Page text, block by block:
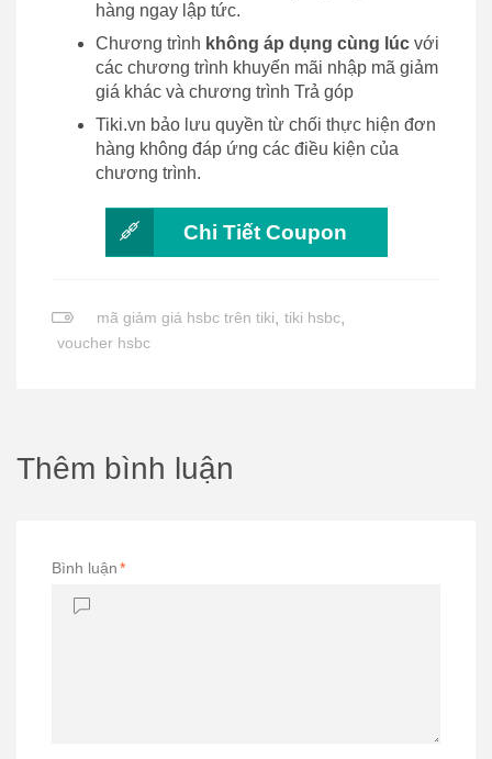
hàng ngay lập tức.
Chương trình không áp dụng cùng lúc với
các chương trình khuyến mãi nhập mã giảm
giá khác và chương trình Trả góp
Tiki.vn bảo lưu quyền từ chối thực hiện đơn
hàng không đáp ứng các điều kiện của
chương trình.
Chi Tiết Coupon
mã giảm giá hsbc trên tiki, tiki hsbc,
voucher hsbc
Thêm bình luận
Bình luận*